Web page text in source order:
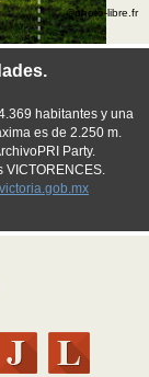
habitantes y una
es de 2.250 m.
Party.
VICTORENCES.
©photo-libre.fr